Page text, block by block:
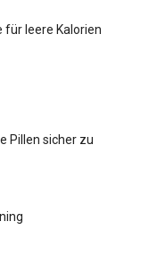
für leere Kalorien
Pillen sicher zu